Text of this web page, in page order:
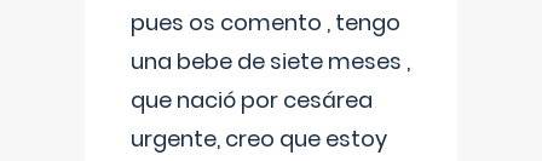
pues os comento , tengo
una bebe de siete meses ,
que nació por cesárea
urgente, creo que estoy